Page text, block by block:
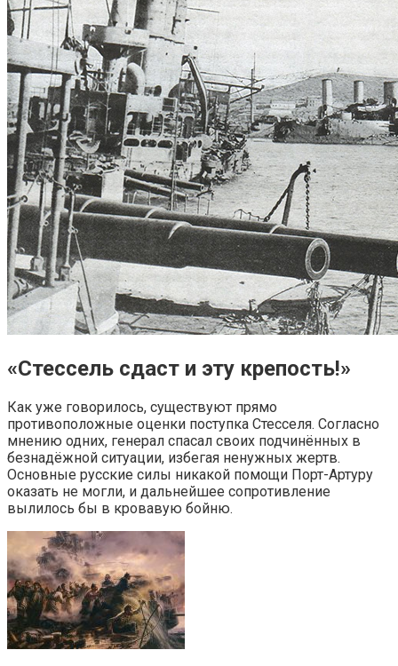
«Стессель сдаст и эту крепость!»
Как уже говорилось, существуют прямо
противоположные оценки поступка Стесселя. Согласно
мнению одних, генерал спасал своих подчинённых в
безнадёжной ситуации, избегая ненужных жертв.
Основные русские силы никакой помощи Порт-Артуру
оказать не могли, и дальнейшее сопротивление
вылилось бы в кровавую бойню.